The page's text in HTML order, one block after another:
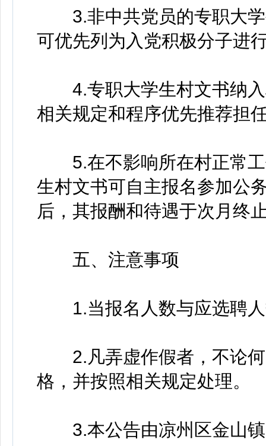
3.非中共党员的专职大学
可优先列为入党积极分子进
4.专职大学生村文书纳入
相关规定和程序优先推荐担
5.在不影响所在村正常工
生村文书可自主报名参加公
后，其报酬和待遇于次月终
五、注意事项
1.当报名人数与应选聘人
2.凡弄虚作假者，不论何
格，并按照相关规定处理。
3.本公告由凉州区金山镇